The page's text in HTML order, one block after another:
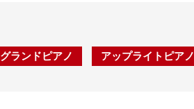
グランドピアノ アップライトピアノ